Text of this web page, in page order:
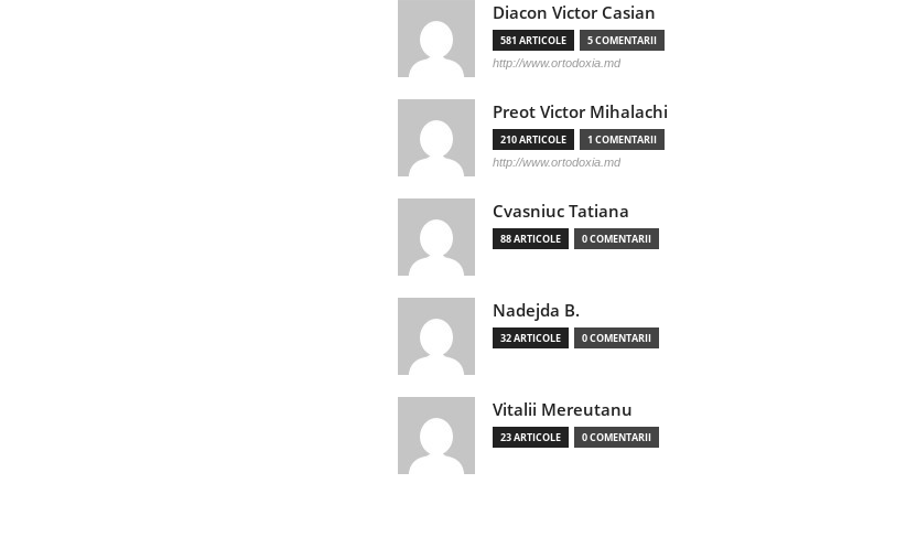
Diacon Victor Casian
581 ARTICOLE 5 COMENTARII
http://www.ortodoxia.md
Preot Victor Mihalachi
210 ARTICOLE 1 COMENTARII
http://www.ortodoxia.md
Cvasniuc Tatiana
88 ARTICOLE 0 COMENTARII
Nadejda B.
32 ARTICOLE 0 COMENTARII
Vitalii Mereutanu
23 ARTICOLE 0 COMENTARII